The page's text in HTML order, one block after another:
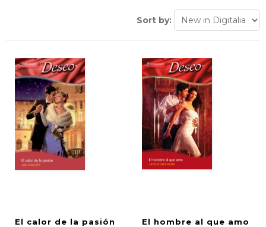
Sort by:
El calor de la pasión El hombre al que amo